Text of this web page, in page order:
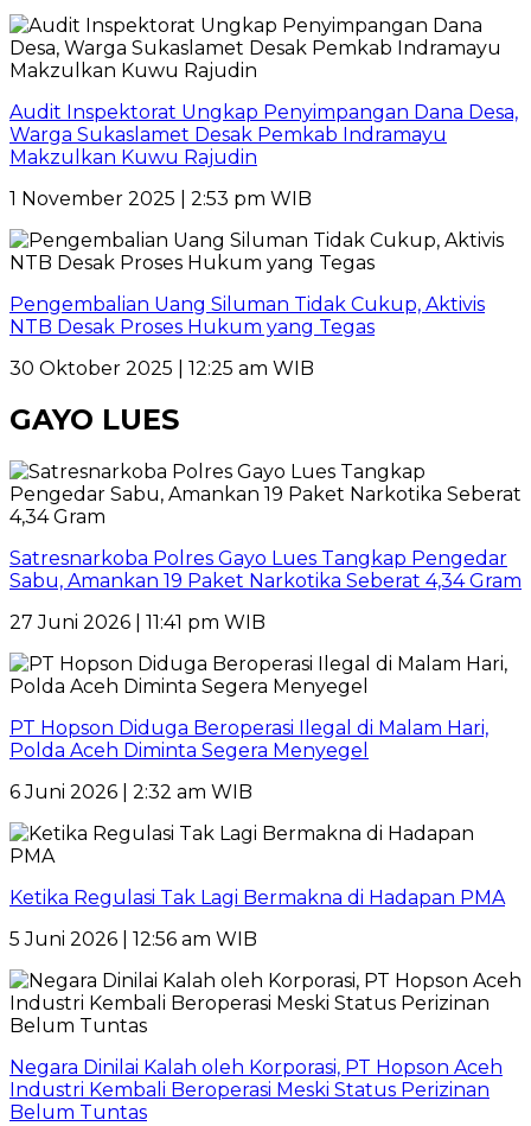
Audit Inspektorat Ungkap Penyimpangan Dana Desa,
Warga Sukaslamet Desak Pemkab Indramayu
Makzulkan Kuwu Rajudin
1 November 2025 | 2:53 pm WIB
Pengembalian Uang Siluman Tidak Cukup, Aktivis
NTB Desak Proses Hukum yang Tegas
30 Oktober 2025 | 12:25 am WIB
GAYO LUES
Satresnarkoba Polres Gayo Lues Tangkap Pengedar
Sabu, Amankan 19 Paket Narkotika Seberat 4,34 Gram
27 Juni 2026 | 11:41 pm WIB
PT Hopson Diduga Beroperasi Ilegal di Malam Hari,
Polda Aceh Diminta Segera Menyegel
6 Juni 2026 | 2:32 am WIB
Ketika Regulasi Tak Lagi Bermakna di Hadapan PMA
5 Juni 2026 | 12:56 am WIB
Negara Dinilai Kalah oleh Korporasi, PT Hopson Aceh
Industri Kembali Beroperasi Meski Status Perizinan
Belum Tuntas